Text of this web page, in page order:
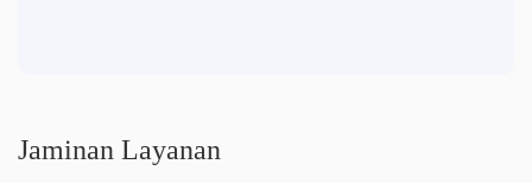
Jaminan Layanan